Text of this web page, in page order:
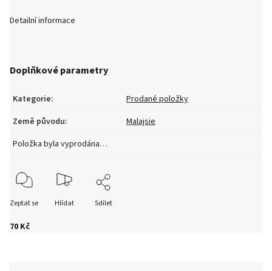
70 Kč
Detailní informace
Doplňkové parametry
Kategorie:
Prodané položky
Země původu:
Malajsie
Položka byla vyprodána…
Zeptat se Hlídat Sdílet